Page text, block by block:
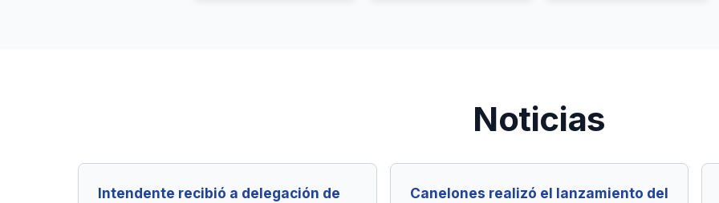
Noticias
Intendente recibió a delegación de
Canelones realizó el lanzamiento del